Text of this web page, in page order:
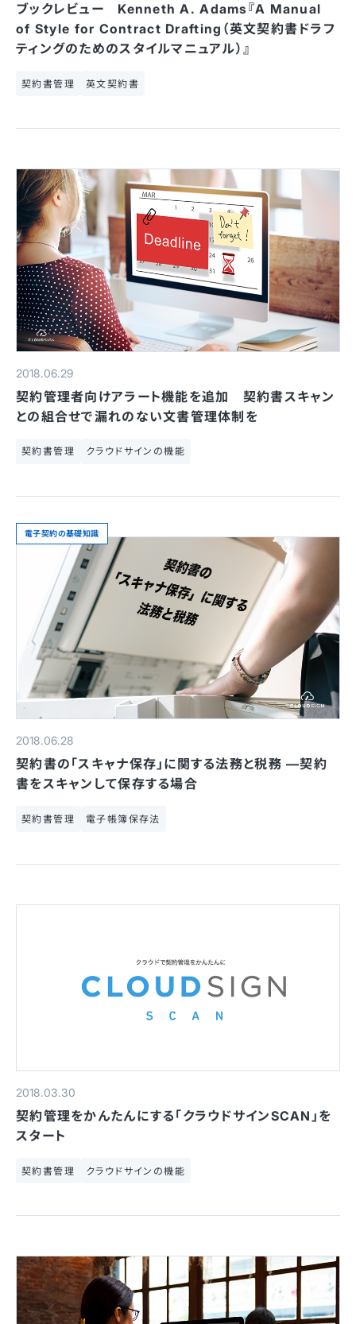
ブックレビュー Kenneth A. Adams『A Manual
of Style for Contract Drafting（英文契約書ドラフ
ティングのためのスタイルマニュアル）』
契約書管理 英文契約書
2018.06.29
契約管理者向けアラート機能を追加 契約書スキャン
との組合せで漏れのない文書管理体制を
契約書管理 クラウドサインの機能
電子契約の基礎知識
2018.06.28
契約書の「スキャナ保存」に関する法務と税務 —契約
書をスキャンして保存する場合
契約書管理 電子帳簿保存法
2018.03.30
契約管理をかんたんにする「クラウドサインSCAN」を
スタート
契約書管理 クラウドサインの機能